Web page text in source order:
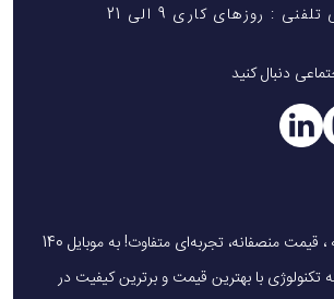
: روزهای کاری 9 الی 21
دنبال کنید
یک خرید هوشمندانه ، قیمت منصفانه، تجربه‌ای متفاوت! به موبایل 140
با بهترین قیمت و برترین کیفیت در